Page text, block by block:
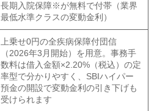
長期入院保障※が無料で付帯（業界
最低水準クラスの変動金利）
上乗せ0円の全疾病保障付団信
（2026年3月開始）を用意。事務手
数料は借入金額×2.20%（税込）の定
率型で分かりやすく、SBIハイパー
預金の開設で変動金利の引き下げも
受けられます